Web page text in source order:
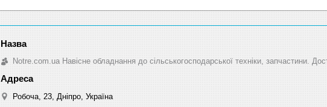
Notre.com.ua Навісне обладнання до сільськогосподарської техніки, запчастини.
Робоча, 23, Дніпро, Україна